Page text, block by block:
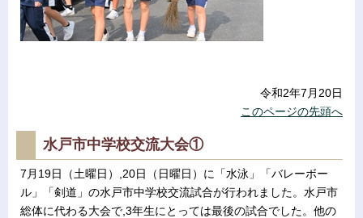
令和2年7月20日
このページの先頭へ
水戸市中学校交流大会①
7月19日（土曜日）,20日（日曜日）に「水泳」「バレーボー
ル」「剣道」の水戸市中学校交流試合が行われました。水戸市
総体に代わる大会で,3年生にとっては最後の試合でした。他の